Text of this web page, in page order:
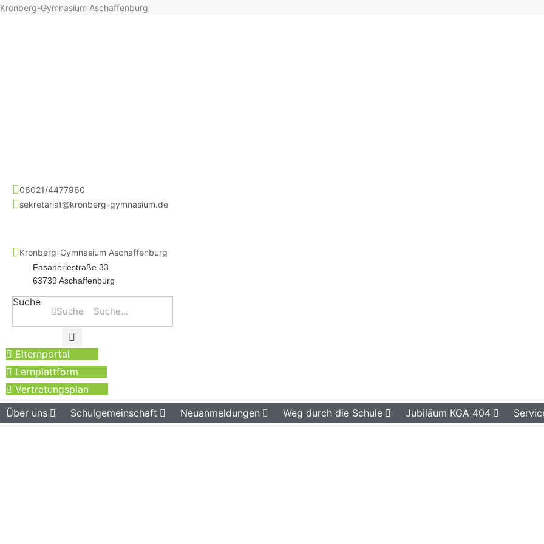
Kronberg-Gymnasium Aschaffenburg
06021/4477960
sekretariat@kronberg-gymnasium.de
Kronberg-Gymnasium Aschaffenburg
Fasaneriestraße 33
63739 Aschaffenburg
Suche
Suche
Elternportal
Lernplattform
Vertretungsplan
Über uns
Schulgemeinschaft Neuanmeldungen Weg durch die Schule Jubiläum KGA 404